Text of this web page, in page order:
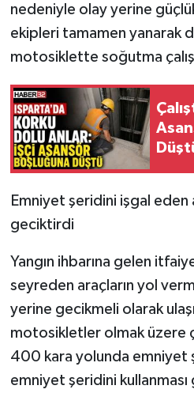
nedeniyle olay yerine
ekipleri tamamen yanarak
motosiklette soğutma
Emniyet şeridini işgal eden
geciktirdi
Yangın ihbarına gelen
seyreden araçların yol
yerine gecikmeli olarak
motosikletler olmak üzere
400 kara yolunda emniyet
emniyet şeridini kullanması